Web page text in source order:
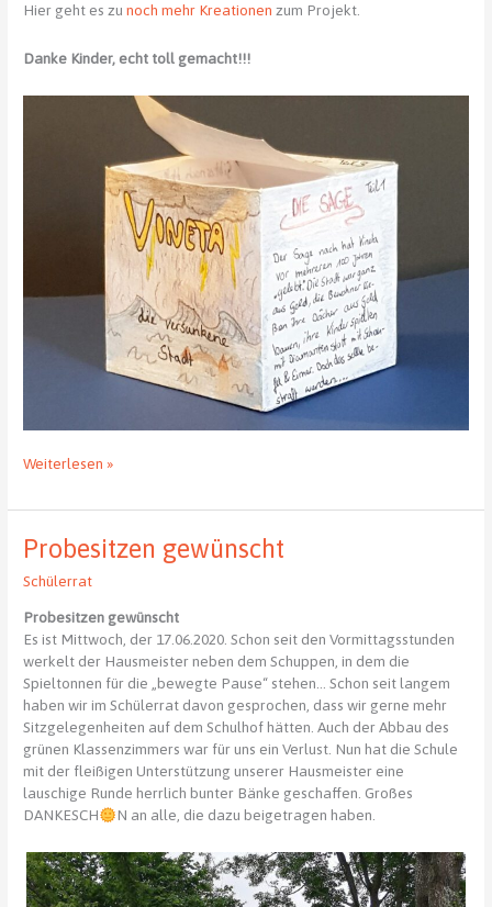
Hier geht es zunoch mehr Kreationen zum Projekt.
Danke Kinder, echt toll gemacht!!!
Grammatikprojekt
Klasse
4
Weiterlesen »
Probesitzen gewünscht
Schülerrat
Probesitzen gewünscht
Es ist Mittwoch, der 17.06.2020. Schon seit den Vormittagsstunden
werkelt der Hausmeister neben dem Schuppen, in dem die
Spieltonnen für die „bewegte Pause“ stehen… Schon seit langem
haben wir im Schülerrat davon gesprochen, dass wir gerne mehr
Sitzgelegenheiten auf dem Schulhof hätten. Auch der Abbau des
grünen Klassenzimmers war für uns ein Verlust. Nun hat die Schule
mit der fleißigen Unterstützung unserer Hausmeister eine
lauschige Runde herrlich bunter Bänke geschaffen. Großes
DANKESCH
N an alle, die dazu beigetragen haben.